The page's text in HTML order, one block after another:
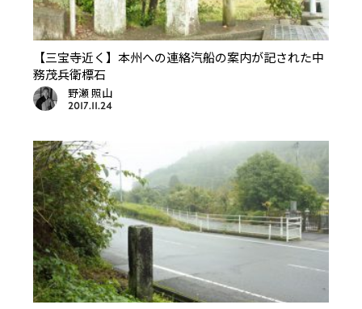
【三宝寺近く】本州への連絡汽船の案内が記された中
務茂兵衛標石
野瀬 照山
2017.11.24